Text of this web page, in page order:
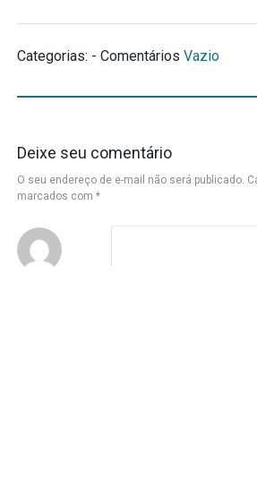
Categorias: - Comentários Vazio
Deixe seu comentário
O seu endereço de e-mail não será publicado.
marcados com *